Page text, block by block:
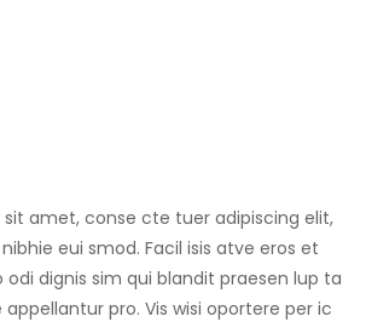
sit amet, conse cte tuer adipiscing elit,
eui smod. Facil isis atve eros et
dignis sim qui blandit praesen lup ta
pro. Vis wisi oportere per ic